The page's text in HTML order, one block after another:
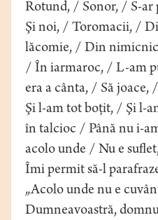
Rotund, / Sonor, / S-
Şi noi, / Toromacii, /
lăcomie, / Din
/ În iarmaroc, / L-am
era a cânta, / Să joace,
Şi l-am tot boţit, / Şi l-
în talcioc / Până nu i-
acolo unde / Nu e
Îmi permit să-l
„Acolo unde nu e
Dumneavoastră,